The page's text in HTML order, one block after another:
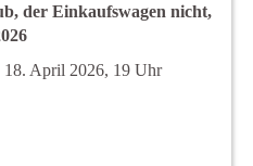
der Einkaufswagen nicht,
18. April 2026, 19 Uhr